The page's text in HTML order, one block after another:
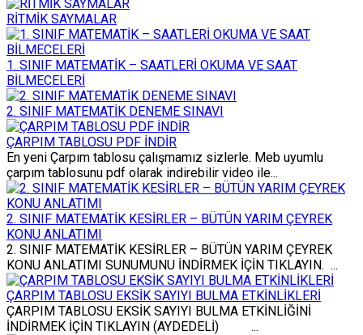
RİTMİK SAYMALAR
1. SINIF MATEMATİK – SAATLERİ OKUMA VE SAAT
BİLMECELERİ
2. SINIF MATEMATİK DENEME SINAVI
ÇARPIM TABLOSU PDF İNDİR
En yeni Çarpım tablosu çalışmamız sizlerle. Meb uyumlu
çarpım tablosunu pdf olarak indirebilir video ile...
2. SINIF MATEMATİK KESİRLER – BÜTÜN YARIM ÇEYREK
KONU ANLATIMI
2. SINIF MATEMATİK KESİRLER – BÜTÜN YARIM ÇEYREK
KONU ANLATIMI SUNUMUNU İNDİRMEK İÇİN TIKLAYIN. ...
ÇARPIM TABLOSU EKSİK SAYIYI BULMA ETKİNLİKLERİ
ÇARPIM TABLOSU EKSİK SAYIYI BULMA ETKİNLİĞİNİ
İNDİRMEK İÇİN TIKLAYIN (AYDEDELİ) ...